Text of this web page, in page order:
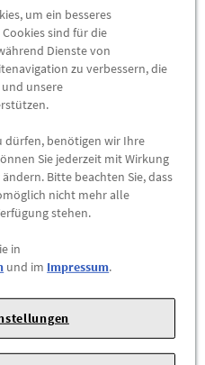
HINZUFÜGEN
AG | Mercedesstr. 120 |
|
Ersatzteil bei Ihrem Fahrzeug
uns die komplette
prüfen für Sie, ob das
um ein besseres
sind für die
Dienste von
zu verbessern, die
unsere
dürfen, benötigen wir Ihre
Sie jederzeit mit Wirkung
Bitte beachten Sie, dass
nicht mehr alle
stehen.
in
und im Impressum.